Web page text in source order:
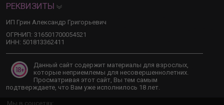
РЕКВИЗИТЫ
ИП Грин Александр Григорьевич
ОГРНИП: 316501700054521
ИНН: 501813362411
Данный сайт содержит материалы для взрослых,
которые неприемлемы для несовершеннолетних.
Просматривая этот сайт, Вы тем самым
подтверждаете, что Вам уже исполнилось 18 лет.
Мы в соцсетях: